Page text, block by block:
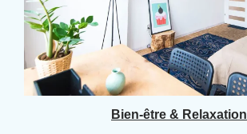
Bien-être & Relaxation